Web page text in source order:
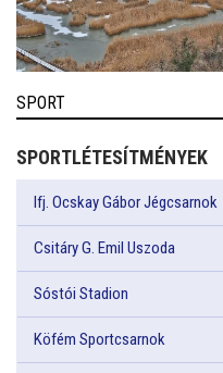
SPORT
SPORTLÉTESÍTMÉNYEK
Ifj. Ocskay Gábor Jégcsarnok
Csitáry G. Emil Uszoda
Sóstói Stadion
Köfém Sportcsarnok